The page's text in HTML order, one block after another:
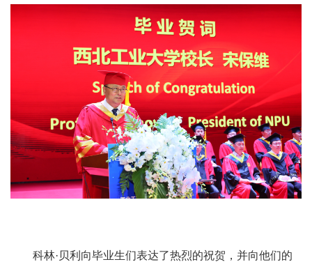
科林·贝利向毕业生们表达了热烈的祝贺，并向他们的